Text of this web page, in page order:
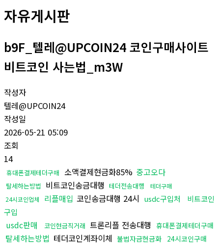
자유게시판
b9F_텔레@UPCOIN24 코인구매사이트
비트코인 사는법_m3W
작성자
텔레@UPCOIN24
작성일
2026-05-21 05:09
조회
14
휴대폰결제테더구매 소액결제현금화85% 중고오다
탈세하는방법 비트코인송금대행 테더전송대행
테더구매
24시코인업체
리플매입 코인송금대행 24시 usdc구입처
비트코인
구입
usdc판매 코인현금직거래 트론리플 전송대행 휴대폰결제테더구매
탈세하는방법 테더코인계좌이체 불법자금현금화 24시코인구매